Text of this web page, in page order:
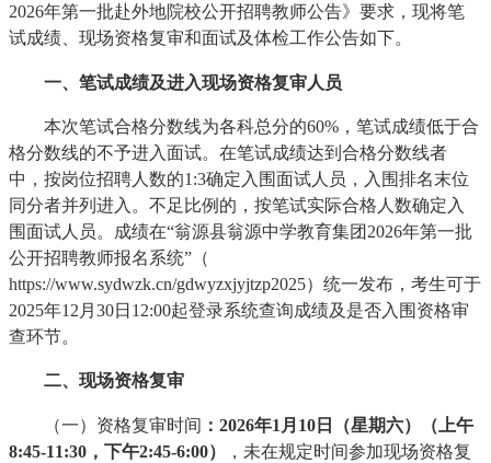
2026年第一批赴外地院校公开招聘教师公告》要求，现将笔
试成绩、现场资格复审和面试及体检工作公告如下。
一、笔试成绩及进入现场资格复审人员
本次笔试合格分数线为各科总分的60%，笔试成绩低于合
格分数线的不予进入面试。在笔试成绩达到合格分数线者
中，按岗位招聘人数的1:3确定入围面试人员，入围排名末位
同分者并列进入。不足比例的，按笔试实际合格人数确定入
围面试人员。成绩在“翁源县翁源中学教育集团2026年第一批
公开招聘教师报名系统”（
https://www.sydwzk.cn/gdwyzxjyjtzp2025）统一发布，考生可于
2025年12月30日12:00起登录系统查询成绩及是否入围资格审
查环节。
二、现场资格复审
（一）资格复审时间 ：2026年1 月 10日（星期六）（上午
8:45-11:30，下午2:45-6:00）
，未在规定时间参加现场资格复